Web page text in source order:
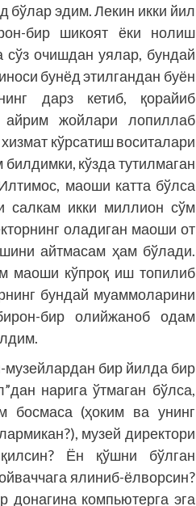
бўлар эдим. Лекин икки йил
бир шикоят ёки нолиш
сўз очишдан уялар, бундай
бунёд этилгандан буён
дарз кетиб, қорайиб
айрим жойлари лопиллаб
кўрсатиш воситалари
кўзда тутилмаган
маоши катта бўлса
салкам икки миллион сўм
оладиган маоши от
айт­масам ҳам бўлади.
маоши кўпроқ иш топилиб
бундай муаммоларини
бир олийжаноб одам
музейлардан бир йилда бир
нарига ўтмаган бўлса,
босмаса (ҳоким ва унинг
музей директори
Ён қўшни бўлган
ялиниб-ёлворсин?
компьютерга эга